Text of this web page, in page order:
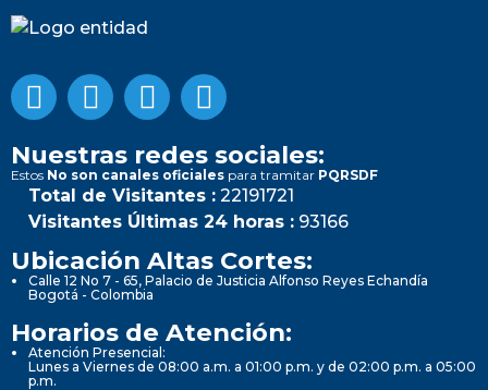
Nuestras redes sociales:
Estos No son canales oficiales para tramitar PQRSDF
Total de Visitantes : 22191721
Visitantes Últimas 24 horas : 93166
Ubicación Altas Cortes:
Calle 12 No 7 - 65, Palacio de Justicia Alfonso Reyes Echandía
Bogotá - Colombia
Horarios de Atención:
Atención Presencial:
Lunes a Viernes de 08:00 a.m. a 01:00 p.m. y de 02:00 p.m. a 05:00
p.m.